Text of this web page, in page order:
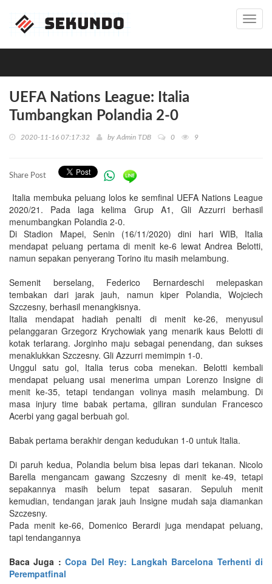
UEFA Nations League: Italia
Tumbangkan Polandia 2-0
2020-11-16 07:17:32 by Admin TDB 0 9
Share Post
Italia membuka peluang lolos ke semfinal UEFA Nations League
2020/21. Pada laga kelima Grup A1, Gli Azzurri berhasil
menumbangkan Polandia 2-0.
Di Stadion Mapei, Senin (16/11/2020) dini hari WIB, Italia
mendapat peluang pertama di menit ke-6 lewat Andrea Belotti,
namun sepakan penyerang Torino itu masih melambung.
Semenit berselang, Federico Bernardeschi melepaskan
tembakan dari jarak jauh, namun kiper Polandia, Wojciech
Szczesny, berhasil menangkisnya.
Italia mendapat hadiah penalti di menit ke-26, menyusul
pelanggaran Grzegorz Krychowiak yang menarik kaus Belotti di
kotak terlarang. Jorginho maju sebagai penendang, dan sukses
menaklukkan Szczesny. Gli Azzurri memimpin 1-0.
Unggul satu gol, Italia terus coba menekan. Belotti kembali
mendapat peluang usai menerima umpan Lorenzo Insigne di
menit ke-35, tetapi tendangan volinya masih melambung. Di
masa injury time babak pertama, giliran sundulan Francesco
Acerbi yang gagal berbuah gol.
Babak pertama berakhir dengan kedudukan 1-0 untuk Italia.
Di paruh kedua, Polandia belum bisa lepas dari tekanan. Nicolo
Barella mengancam gawang Szczesny di menit ke-49, tetapi
sepakannya masih belum tepat sasaran. Sepuluh menit
kemudian, tendangan jarak jauh Insigne mudah saja diamankan
Szczesny.
Pada menit ke-66, Domenico Berardi juga mendapat peluang,
tapi tendangannya
Baca Juga :Copa Del Rey: Langkah Barcelona Terhenti di
Perempatfinal